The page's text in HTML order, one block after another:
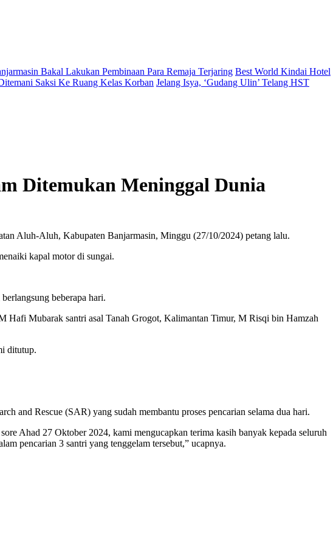
Bakal Lakukan Pembinaan Para Remaja Terjaring Best World Kindai Hotel
Saksi Ke Ruang Kelas Korban Jelang Isya, ‘Gudang Ulin’ Telang HST
Ditemukan Meninggal Dunia
Aluh-Aluh, Kabupaten Banjarmasin, Minggu (27/10/2024) petang lalu.
kapal motor di sungai.
beberapa hari.
Hafi Mubarak santri asal Tanah Grogot, Kalimantan Timur, M Risqi bin Hamzah
ditutup.
and Rescue (SAR) yang sudah membantu proses pencarian selama dua hari.
Ahad 27 Oktober 2024, kami mengucapkan terima kasih banyak kepada seluruh
pencarian 3 santri yang tenggelam tersebut,” ucapnya.